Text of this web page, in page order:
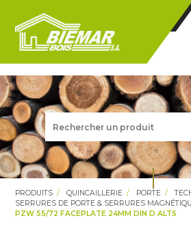
PRODUITS QUINCAILLERIE PORTE
SERRURES DE PORTE & SERRURES
PZW 55/72 FACEPLATE 24MM DIN D ALTS